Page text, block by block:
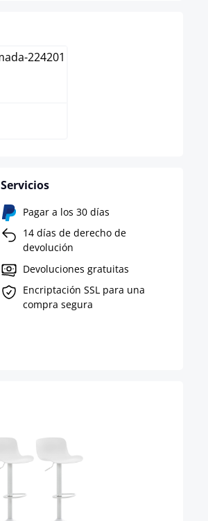
Servicios
Pagar a los 30 días
14 días de derecho de
devolución
Devoluciones gratuitas
Encriptación SSL para una
compra segura